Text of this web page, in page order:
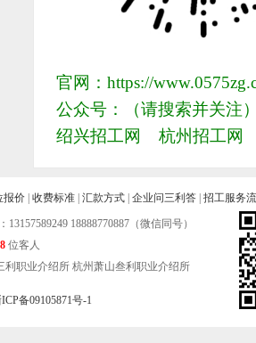
官网：https://
公众号：（请搜索并关注
绍兴招工网 杭州招工网
报价 收费标准 汇款方式 企业问三利答 招工服务
13157589249 18888770887（微信同号）
位客人
利职业介绍所 杭州萧山叁利职业介绍所
备09105871号-1